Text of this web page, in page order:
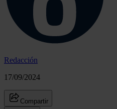
Redacción
17/09/2024
Compartir